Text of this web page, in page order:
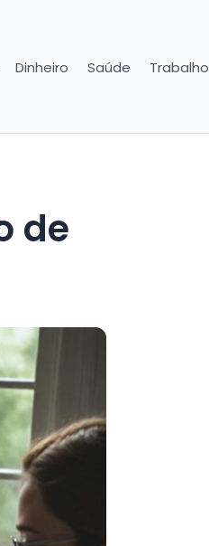
Dinheiro Saúde Trabalho
de